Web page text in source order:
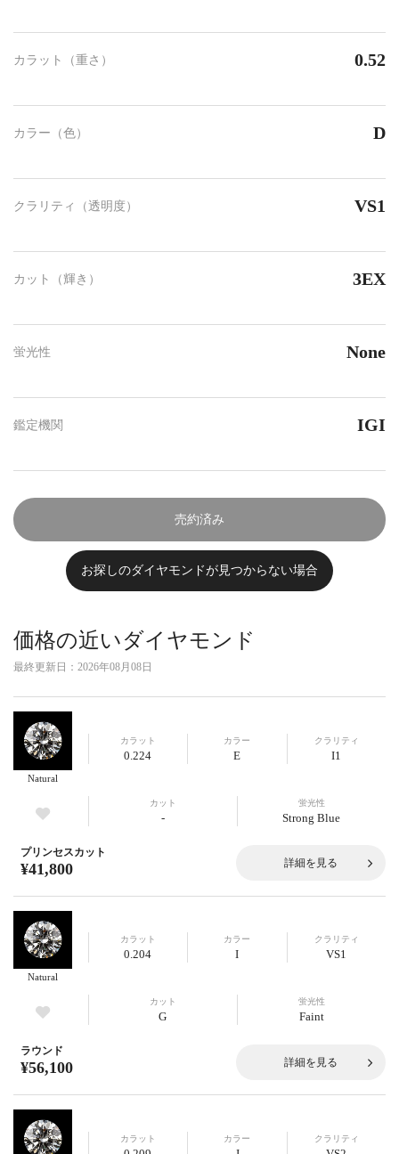
カラット（重さ） 0.52
カラー（色） D
クラリティ（透明度） VS1
カット（輝き） 3EX
蛍光性 None
鑑定機関 IGI
売約済み
お探しのダイヤモンドが見つからない場合
価格の近いダイヤモンド
最終更新日： 2026年08月08日
Natural
カラット
0.224
カラー
E
クラリティ
I1
カット
-
蛍光性
Strong Blue
プリンセスカット
¥41,800 詳細を見る
Natural
カラット
0.204
カラー
I
クラリティ
VS1
カット
G
蛍光性
Faint
ラウンド
¥56,100 詳細を見る
カラット カラー クラリティ